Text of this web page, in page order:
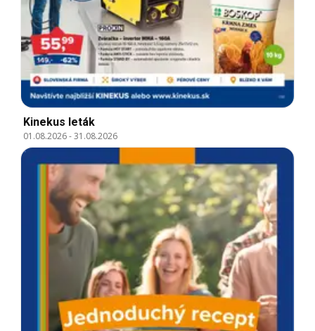
Kinekus leták
01.08.2026-31.08.2026